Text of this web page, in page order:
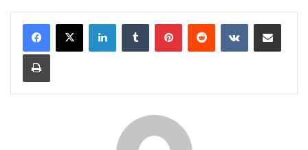
LinkedinTumblr PinterestReddit VK Compartilhar via e-mail
Imprimir